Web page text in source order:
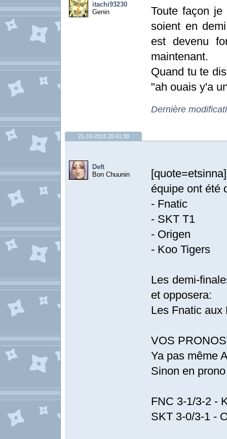
itachi93230
Genin
Toute façon
soient en
est devenu
maintenant.
Quand tu te
"ah ouais y'a
Dernière
21-10-2015 20:41:38
Deft
Bon Chuunin
équipe ont été
- Fnatic
- SKT T1
- Origen
- Koo Tigers
Les demi-
et opposera:
Les Fnatic aux
VOS
Ya pas même
Sinon en
FNC 3-1/3-2 -
SKT 3-0/3-1 -